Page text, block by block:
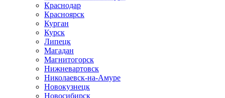
Краснодар
Красноярск
Курган
Курск
Липецк
Магадан
Магнитогорск
Нижневартовск
Николаевск-на-Амуре
Новокузнецк
Новосибирск